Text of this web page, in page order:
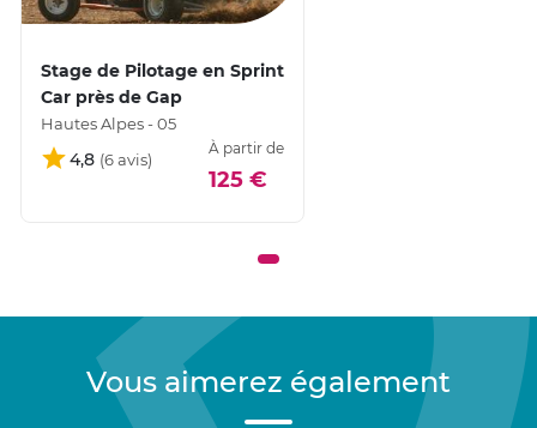
Stage de Pilotage en Sprint
Car près de Gap
Hautes Alpes - 05
4,8
À partir de
125 €
Vous aimerez également